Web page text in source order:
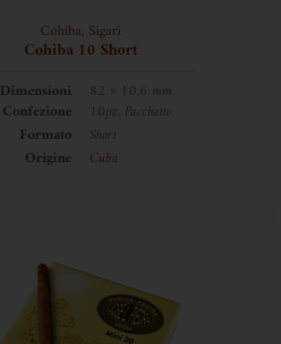
Cohiba, Sigari
Cohiba 10 Short
Dimensioni
82 × 10,6 mm
Confezione
10pz, Pacchetto
Formato
Short
Origine
Cuba